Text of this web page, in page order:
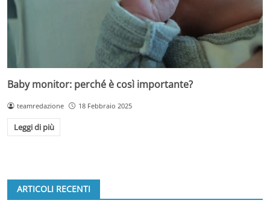
Baby monitor: perché è così importante?
teamredazione 18 Febbraio 2025
Leggi di più
ARTICOLI RECENTI